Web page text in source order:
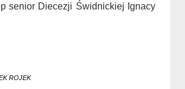
senior Diecezji Świdnickiej Ignacy
ROJEK